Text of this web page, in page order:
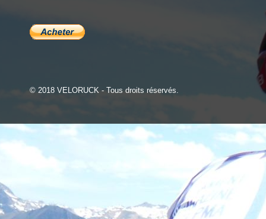
© 2018 VELORUCK - Tous droits réservés.